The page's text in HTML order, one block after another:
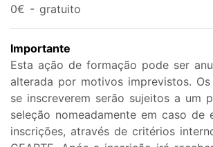
0€ - gratuito
Importante
Esta ação de formação pode ser
alterada por motivos imprevistos.
se inscreverem serão sujeitos a um
seleção nomeadamente em caso de
inscrições, através de critérios